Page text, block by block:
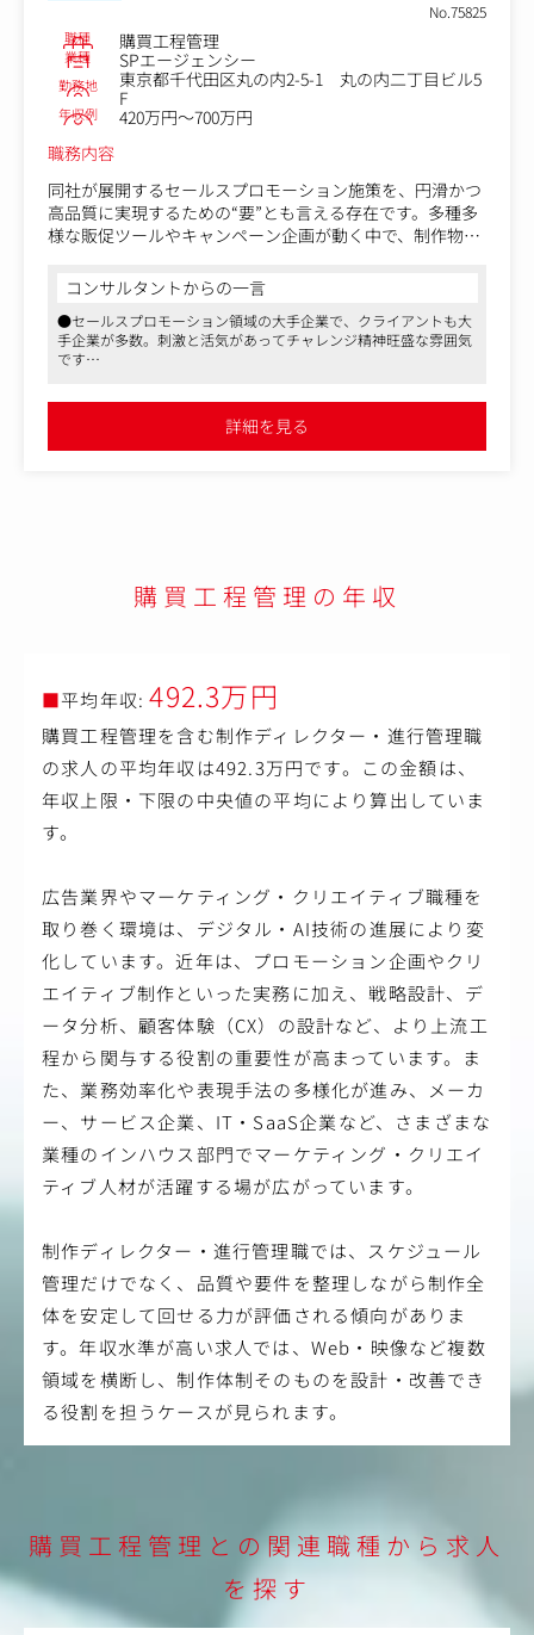
No.75825
職種 購買工程管理
業種 SPエージェンシー
勤務地
東京都千代田区丸の内2-5-1 丸の内二丁目ビル5
F
年収例
420万円～700万円
職務内容
同社が展開するセールスプロモーション施策を、円滑かつ
高品質に実現するための“要”とも言える存在です。多種多
様な販促ツールやキャンペーン企画が動く中で、制作物の
ェクトの根幹を支えます。
具体的には、下記2つの役割をお任せします。
◆ノベルティ・プレミアムの調達、スケジュール・予算管
理等
理（仕様提案・調達・スケジュール・コスト管理等）
コンサルタントからの一言
●セールスプロモーション領域の大手企業で、クライアントも大
手企業が多数。刺激と活気があってチャレンジ精神旺盛な雰囲気
です
●マスメディアンからの採用実績も多数ございます
詳細を見る
購買工程管理の年収
■平均年収:492.3万円
購買工程管理を含む制作ディレクター・進行管理職
の求人の平均年収は492.3万円です。この金額は、
年収上限・下限の中央値の平均により算出していま
す。
広告業界やマーケティング・クリエイティブ職種を
取り巻く環境は、デジタル・AI技術の進展により変
化しています。近年は、プロモーション企画やクリ
エイティブ制作といった実務に加え、戦略設計、デ
ータ分析、顧客体験（CX）の設計など、より上流工
程から関与する役割の重要性が高まっています。ま
た、業務効率化や表現手法の多様化が進み、メーカ
ー、サービス企業、IT・SaaS企業など、さまざまな
業種のインハウス部門でマーケティング・クリエイ
ティブ人材が活躍する場が広がっています。
制作ディレクター・進行管理職では、スケジュール
管理だけでなく、品質や要件を整理しながら制作全
体を安定して回せる力が評価される傾向がありま
す。年収水準が高い求人では、Web・映像など複数
領域を横断し、制作体制そのものを設計・改善でき
る役割を担うケースが見られます。
購買工程管理との関連職種から求人
を探す